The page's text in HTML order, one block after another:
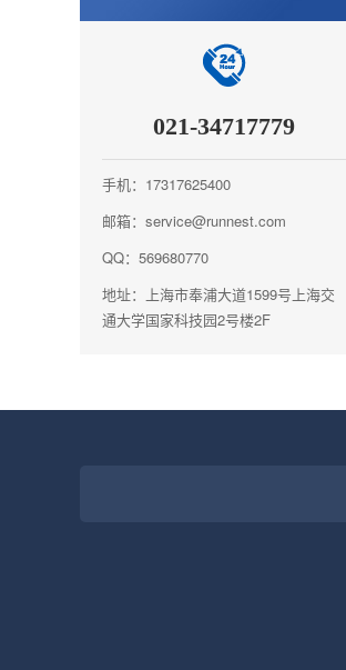
021-34717779
手机：17317625400
邮箱：service@runnest.com
QQ：569680770
地址：上海市奉浦大道1599号上海交
通大学国家科技园2号楼2F